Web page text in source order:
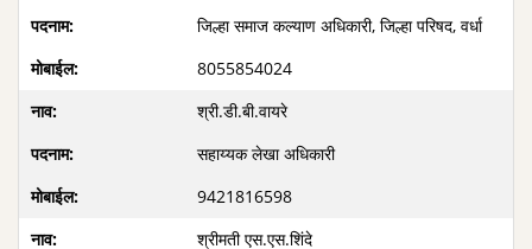
जिल्हा समाज कल्याण अधिकारी, जिल्हा परिषद, वर्धा
8055854024
श्री.डी.बी.वायरे
सहाय्यक लेखा अधिकारी
9421816598
श्रीमती एस.एस.शिंदे